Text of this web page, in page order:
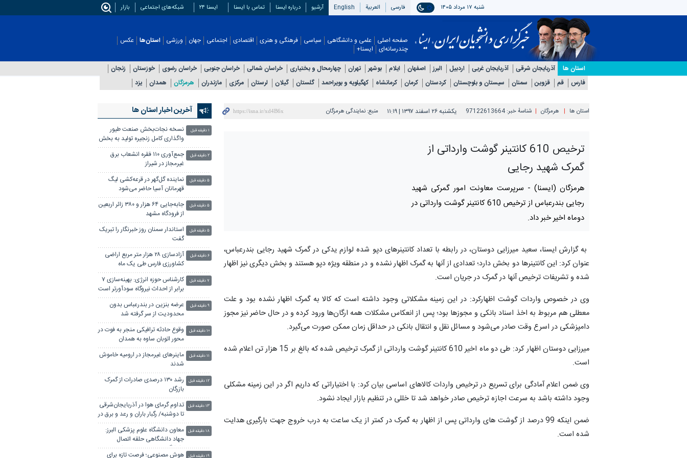
شنبه ۱۷ مرداد ۱۴۰۵ فارسی العربیة English آرشیو درباره ایسنا تماس با ایسنا ایسنا ۲۴ شبکه‌های اجتماعی بازار
صفحه اصلی علمی و دانشگاهی سیاسی فرهنگی و هنری اقتصادی اجتماعی جهان ورزشی استان‌ها
استان ها آذربایجان شرقی آذربایجان غربی اردبیل البرز اصفهان ایلام بوشهر تهران چهارمحال و بختیاری خراسان شمالی خراسان جنوبی خراسان رضوی خوزستان
زنجان
فارس
قم قزوین سمنان سیستان و بلوچستان کردستان کرمان کرمانشاه کهگیلویه و بویراحمد گلستان گیلان لرستان مرکزی مازندران هرمزگان همدان یزد
عکس
چندرسانه‌ای ایسنا+
استان ها هرمزگان شناسهٔ خبر: 97122613664 یکشنبه ۲۶ اسفند ۱۳۹۷ | ۱۱:۱۹ منبع: نمایندگی هرمزگان
ترخیص 610 کانتینر گوشت وارداتی از
گمرک شهید رجایی
هرمزگان (ایسنا) - ‌سرپرست معاونت امور گمرکی شهید
رجایی بندرعباس از ترخیص 610 کانتینر گوشت وارداتی در
دوماه اخیر خبر داد.
‌ به گزارش ایسنا، ‌سعید میرزایی دوستان، در رابطه با تعداد کانتینرهای دپو شده لوازم یدکی در گمرک شهید رجایی بندرعباس،
عنوان کرد: این کانتینرها دو بخش دارد؛ تعدادی از آنها به گمرک اظهار نشده و در منطقه ویژه دپو هستند و بخش دیگری نیز اظهار
شده و تشریفات ترخیص آنها در گمرک در جریان است.
وی در خصوص واردات گوشت اظهارکرد: در این زمینه مشکلاتی وجود داشته است که کالا به گمرک اظهار نشده بود و علت
معطلی هم مربوط به اخذ اسناد بانکی و مجوزها بود؛ پس از انعکاس مشکلات همه ارگان‌ها ورود کرده و در حال حاضر نیز مجوز
دامپزشکی در اسرع وقت صادر می‌شود و مسائل نقل و انتقال بانکی در حداقل زمان ممکن صورت می‌گیرد.
میرزایی دوستان اظهار کرد: طی دو ماه اخیر 610 کانتینر گوشت وارداتی از گمرک ترخیص شده که بالغ بر 15 هزار تن اعلام شده
است.
وی ضمن اعلام آمادگی برای تسریع در ترخیص واردات کالاهای اساسی بیان کرد: با اختیاراتی که داریم اگر در این زمینه مشکلی
وجود داشته باشد به سرعت اجازه ترخیص صادر خواهد شد تا خللی در تنظیم بازار ایجاد نشود.
ضمن اینکه 99 درصد از گوشت های وارداتی پس از اظهار به گمرک در کمتر از یک ساعت به درب خروج جهت بارگیری هدایت
شده است.
آخرین اخبار استان ها
نسخه نجات‌بخش صنعت طیور
واگذاری کامل زنجیره تولید به بخش
خصوصی است
۱ دقیقه قبل
جمع‌آوری ۱۱۰ فقره انشعاب برق
غیرمجاز در شیراز
۲ دقیقه قبل
نماینده گل‌گهر در قرعه‌کشی لیگ
قهرمانان آسیا حاضر می‌شود
۵ دقیقه قبل
جابه‌جایی ۶۴ هزار و ۳۸۰ زائر اربعین
از فرودگاه مشهد
۵ دقیقه قبل
استاندار سمنان روز خبرنگار را تبریک
گفت
۵ دقیقه قبل
آزادسازی ۲۸ هزار متر مربع اراضی
کشاورزی فارس طی یک ماه
۶ دقیقه قبل
کارشناس حوزه انرژی: بهینه‌سازی ۷
برابر از احداث نیروگاه سودآورتر است
۷ دقیقه قبل
عرضه بنزین در بندرعباس بدون
محدودیت از سر گرفته شد
۹ دقیقه قبل
وقوع حادثه ترافیکی منجر به فوت در
محور اتوبان ساوه به همدان
۱۰ دقیقه قبل
ماینرهای غیرمجاز در ارومیه خاموش
شدند
۱۱ دقیقه قبل
رشد ۱۳۰ درصدی صادرات از گمرک
بازرگان
۱۲ دقیقه قبل
تداوم گرمای هوا در آذربایجان‌شرقی
تا دوشنبه/ رگبار باران و رعد و برق در
ارسباران
۱۳ دقیقه قبل
معاون دانشگاه علوم پزشکی البرز:
جهاد دانشگاهی حلقه اتصال
دانشگاه، صنعت و جامعه است
۱۸ دقیقه قبل
هوش مصنوعی؛ فرصت تازه برای ۱۹ دقیقه قبل